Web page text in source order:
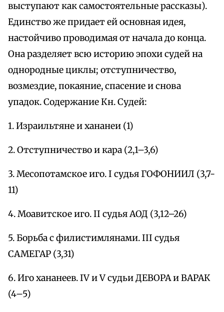
выступают как самостоятельные рассказы).
Единство же придает ей основная идея,
настойчиво проводимая от начала до конца.
Она разделяет всю историю эпохи судей на
однородные циклы; отступничество,
возмездие, покаяние, спасение и снова
упадок. Содержание Кн. Судей:
1. Израильтяне и хананеи (1)
2. Отступничество и кара (2,1–3,6)
3. Месопотамское иго. I судья ГОФОНИИЛ (3,7-
11)
4. Моавитское иго. II судья АОД (3,12–26)
5. Борьба с филистимлянами. III судья
САМЕГАР (3,31)
6. Иго хананеев. IV и V судьи ДЕВОРА и ВАРАК
(4–5)